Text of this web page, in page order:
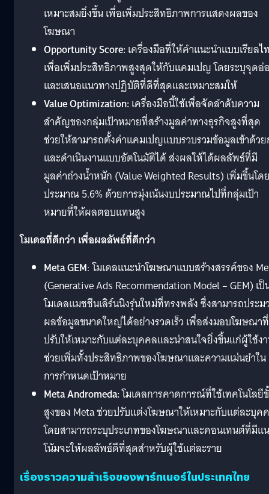
เหมาะสมยิ่งขึ้น เพื่อเพิ่มประสิทธิภาพการแสดงผลของ
โฆษณา
Opportunity Score:เครื่องมือที่ให้คำแนะนำแบบเรียลไ
เพื่อเพิ่มประสิทธิภาพสูงสุดให้กับแคมเปญ โดยระบุจุดอ่
และเสนอแนวทางปฏิบัติที่ดีที่สุดและเหมาะสมให้
Value Optimization:เครื่องมือนี้ใช้เพื่อจัดลำดับความ
สำคัญของกลุ่มเป้าหมายที่สร้างมูลค่าทางธุรกิจสูงที่สุด
ช่วยให้สามารถตั้งค่าแคมเปญแบบรวบรวมข้อมูลเข้าด้ว
และดำเนินงานแบบอัตโนมัติได้ ส่งผลให้ได้ผลลัพธ์ที่มี
มูลค่าถ่วงน้ำหนัก (Value Weighted Results) เพิ่มขึ้นโด
ประมาณ 5.6% ด้วยการมุ่งเน้นงบประมาณไปที่กลุ่มเป้า
หมายที่ให้ผลตอบแทนสูง
โมเดลที่ดีกว่า เพื่อผลลัพธ์ที่ดีกว่า
Meta GEM: โมเดลแนะนำโฆษณาแบบสร้างสรรค์ของ
(Generative Ads Recommendation Model – GEM) เป็
โมเดลแมชชีนเลิร์นนิงรุ่นใหม่ที่ทรงพลัง ซึ่งสามารถประม
ผลข้อมูลขนาดใหญ่ได้อย่างรวดเร็ว เพื่อส่งมอบโฆษณาที่
ปรับให้เหมาะกับแต่ละบุคคลและน่าสนใจยิ่งขึ้นแก่ผู้ใช้ง
ช่วยเพิ่มทั้งประสิทธิภาพของโฆษณาและความแม่นยำใน
การกำหนดเป้าหมาย
Meta Andromeda:โมเดลการคาดการณ์ที่ใช้เทคโนโลยี
สูงของ Meta ช่วยปรับแต่งโฆษณาให้เหมาะกับแต่ละบุค
โดยสามารถระบุประเภทของโฆษณาและคอนเทนต์ที่มีแ
โน้มจะให้ผลลัพธ์ดีที่สุดสำหรับผู้ใช้แต่ละราย
เรื่องราวความสำเร็จของพาร์ทเนอร์ในประเทศไทย